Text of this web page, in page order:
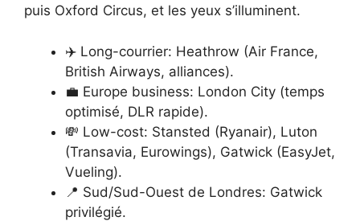
puis Oxford Circus, et les yeux s’illuminent.
✈️ Long-courrier: Heathrow (Air France,
British Airways, alliances).
💼 Europe business: London City (temps
optimisé, DLR rapide).
💸 Low-cost: Stansted (Ryanair), Luton
(Transavia, Eurowings), Gatwick (EasyJet,
Vueling).
📍 Sud/Sud-Ouest de Londres: Gatwick
privilégié.